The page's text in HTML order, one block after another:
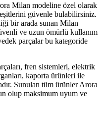
Milan modeline özel olarak
güvenle bulabilirsiniz.
bir arada sunan Milan
ve uzun ömürlü kullanım
parçalar bu kategoride
fren sistemleri, elektrik
kaporta ürünleri ile
Sunulan tüm ürünler Arora
olup maksimum uyum ve